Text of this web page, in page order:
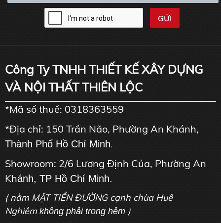
Công Ty TNHH THIẾT KẾ XÂY DỰNG
VÀ NỘI THẤT THIÊN LỘC
*Mã số thuế: 0318363559
*Địa chỉ: 150 Trần Não, Phường An Khánh,
Thành Phố Hồ Chí Minh.
Showroom: 2/6 Lương Định Của, Phường An
Khánh, TP Hồ Chí Minh.
( nằm MẶT TIỀN ĐƯỜNG cạnh chùa Huê
Nghiêm không phải trong hẻm )